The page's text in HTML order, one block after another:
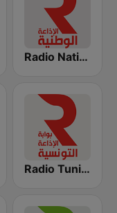
Radio Nationale (الإذاعة الوطنية)
Radio Tunisienne (الإذاعة الوطنية)